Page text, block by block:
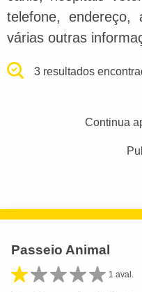
telefone, endereço,
várias outras
3 resultados
Continua
Passeio Animal
1 aval.